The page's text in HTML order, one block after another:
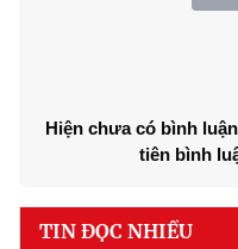
Hiện chưa có bình
tiên bình
TIN ĐỌC NHIỀU